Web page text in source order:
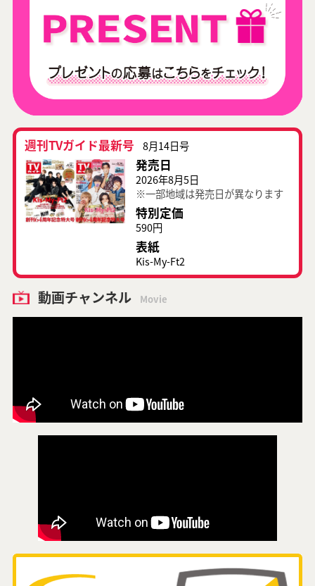
週刊TVガイド最新号 8月14日号
発売日
2026年8月5日
※一部地域は発売日が異なります
特別定価
590円
表紙
Kis-My-Ft2
動画チャンネル Movie